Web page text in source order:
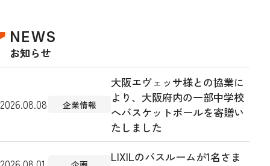
NEWS
お知らせ
2026.08.08 企業情報
大阪エヴェッサ様との協業に
より、大阪府内の一部中学校
へバスケットボールを寄贈い
たしました
LIXILのバスルームが1名さま